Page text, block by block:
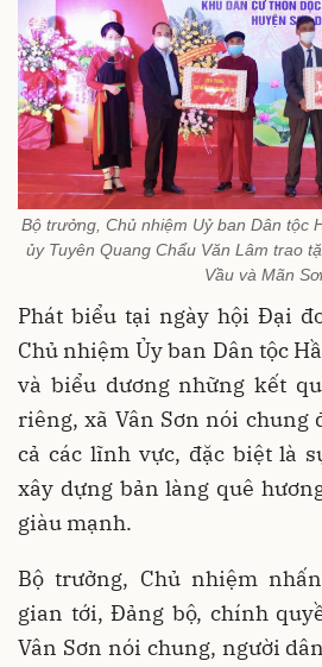
Bộ trưởng, Chủ nhiệm Uỷ ban Dân tộc
ủy Tuyên Quang Chẩu Văn Lâm trao
Vầu và Mãn
Phát biểu tại ngày hội Đại
Chủ nhiệm Ủy ban Dân tộc
và biểu dương những kết
riêng, xã Vân Sơn nói chung
cả các lĩnh vực, đặc biệt là
xây dựng bản làng quê
giàu mạnh.
Bộ trưởng, Chủ nhiệm
gian tới, Đảng bộ, chính
Vân Sơn nói chung, người